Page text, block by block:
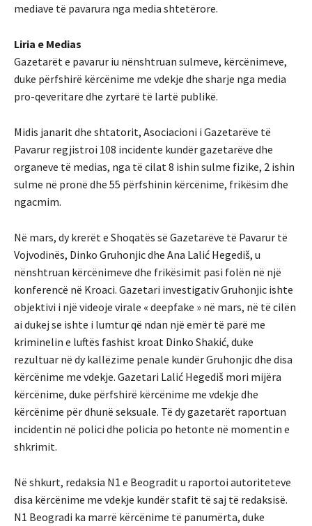
mediave të pavarura nga media shtetërore.
Liria e Medias
Gazetarët e pavarur iu nënshtruan sulmeve, kërcënimeve,
duke përfshirë kërcënime me vdekje dhe sharje nga media
pro-qeveritare dhe zyrtarë të lartë publikë.
Midis janarit dhe shtatorit, Asociacioni i Gazetarëve të
Pavarur regjistroi 108 incidente kundër gazetarëve dhe
organeve të medias, nga të cilat 8 ishin sulme fizike, 2 ishin
sulme në pronë dhe 55 përfshinin kërcënime, frikësim dhe
ngacmim.
Në mars, dy krerët e Shoqatës së Gazetarëve të Pavarur të
Vojvodinës, Dinko Gruhonjic dhe Ana Lalić Hegediš, u
nënshtruan kërcënimeve dhe frikësimit pasi folën në një
konferencë në Kroaci. Gazetari investigativ Gruhonjic ishte
objektivi i një videoje virale « deepfake » në mars, në të cilën
ai dukej se ishte i lumtur që ndan një emër të parë me
kriminelin e luftës fashist kroat Dinko Shakić, duke
rezultuar në dy kallëzime penale kundër Gruhonjic dhe disa
kërcënime me vdekje. Gazetari Lalić Hegediš mori mijëra
kërcënime, duke përfshirë kërcënime me vdekje dhe
kërcënime për dhunë seksuale. Të dy gazetarët raportuan
incidentin në polici dhe policia po hetonte në momentin e
shkrimit.
Në shkurt, redaksia N1 e Beogradit u raportoi autoriteteve
disa kërcënime me vdekje kundër stafit të saj të redaksisë.
N1 Beogradi ka marrë kërcënime të panumërta, duke